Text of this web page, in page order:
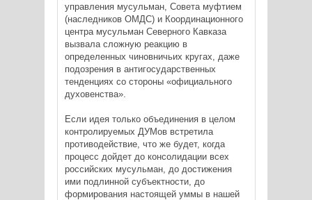
управления мусульман, Совета муфтием
(наследников ОМДС) и Координационного
центра мусульман Северного Кавказа
вызвала сложную реакцию в
определенных чиновничьих кругах, даже
подозрения в антигосударственных
тенденциях со стороны «официального
духовенства».
Если идея только объединения в целом
контролируемых ДУМов встретила
противодействие, что же будет, когда
процесс дойдет до консолидации всех
российских мусульман, до достижения
ими подлинной субъектности, до
формирования настоящей уммы в нашей